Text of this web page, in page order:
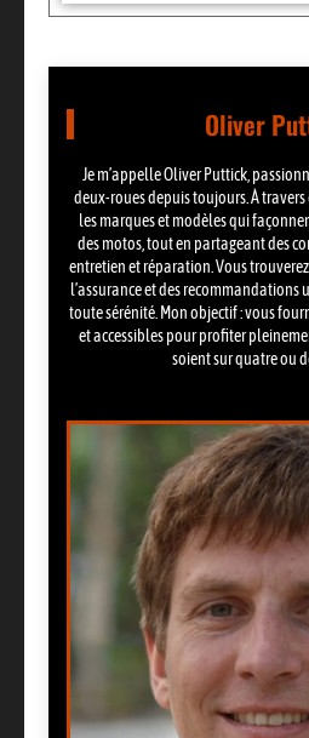
Oliver
Je m’appelle Oliver Puttick,
deux-roues depuis toujours. À travers
les marques et modèles qui
des motos, tout en partageant des
entretien et réparation. Vous
l’assurance et des recommandations
toute sérénité. Mon objectif : vous
et accessibles pour profiter
soient sur quatre ou